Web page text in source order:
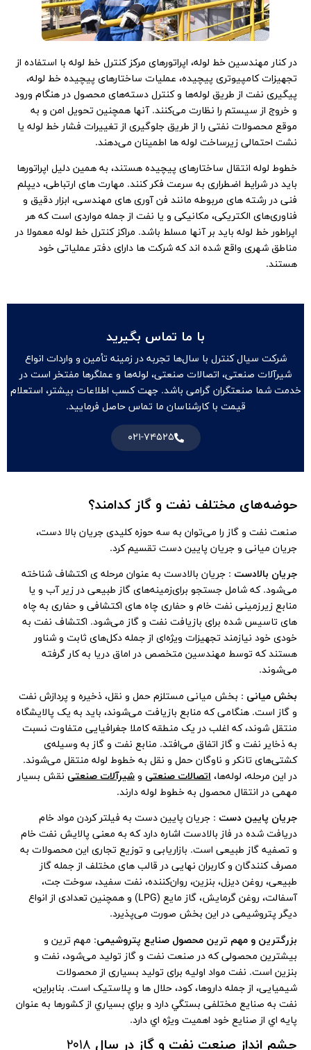
در کنار مهندسین خط لوله، اپراتورهای مرکز کنترل خط لوله با استفاده از
تجهیزات کامپیوتری پیچیده، عملیات ساختارهای پیچیده خط لوله،
پیگیری نفت از طریق لوله‌ها و کنترل دسته‌‌های محصول در هنگام ورود
و خروج از سیستم را نظارت می‌کنند. آنها همچنین تحویل امن و به
موقع محصولات نفتی را از طریق جلوگیری از تغییرات فشار خط لوله یا
نشت احتمالی زیرساخت لوله‌ ها اطمینان می‌دهند.
خطوط لوله انتقال ساختارهای پیچیده هستند، به همین دلیل اپراتورها
باید در شرایط اضطراری به سرعت فکر کنند. مهارت‌ های ارتباطی، دیپلم
فنی در رشته های مربوطه مانند فن آوری های مهندسی، ابزار دقیق و
فناوری‌های الکتریکی، مکانیکی و یا نفت از جمله مواردی است که هر
اپراطور خط لوله باید بر آنها مسلط باشد. مراکز کنترل خط لوله معمولا در
مناطق شهری واقع شده اند که شرکت ها دارای دفتر عملیاتی خود
هستند.
با ما تماس بگیرید
شرکت سیال کنترل با سال‌ها تجربه در زمینه تأمین و واردات انواع
شیرآلات صنعتی، اتصالات صنعتی، لوله‌ها و عملگرها مفتخر است در
خدمت شما صنعتگران گرامی باشد. جهت کسب اطلاعات بیشتر، استعلام
قیمت با کارشناسان ما تماس حاصل فرمایید.
۰۲۱-۷۴۵۲۵
حوضه‌های مختلف نفت و گاز کدامند؟
صنعت نفت و گاز را می‌توان به سه حوزه کلیدی جریان بالا دست،
جریان میانی و جریان پایین دست تقسیم کرد.
جریان بالادست : جریان بالا‌دست به عنوان مرحله‌ ی اکتشاف شناخته
می‌شود. که شامل جستجو برای‌زمینه‌های گاز طبیعی در زیر آب و یا
منابع زیرزمینی نفت خام و حفاری چاه‌ های اکتشافی و حفاری به چاه‌
های تاسیس شده برای بازیافت نفت و گاز می‌شود. اکتشاف نفت به
خودی خود نیازمند تجهیزات ویژه‌ای از جمله دکل‌‌های ثابت و شناور
هستند که توسط مهندسین متخصص در اماق دریا به کار گرفته
می‌شوند.
بخش میانی : بخش میانی مستلزم حمل و نقل، ذخیره و پردازش نفت
و گاز است. هنگامی که منابع بازیافت می‌شوند، باید به یک پالایشگاه
منتقل شوند، که اغلب در یک منطقه کاملا جغرافیایی متفاوت نسبت
به ذخایر نفت و گاز اتفاق می‌افتد. منابع نفت و گاز به وسیله‌‌ی
کشتی‌‌های تانکر و ناوگان حمل و نقل به خطوط لوله منتقل می‌شوند.
در این مرحله، لوله‌ها، اتصالات صنعتی و شیرآلات صنعتی نقش بسیار
مهمی در انتقال محصول به خطوط لوله دارند.
جریان پایین دست : جریان پایین دست به فیلتر کردن مواد خام
دریافت شده در فاز بالادست اشاره دارد که به معنی پالایش نفت خام
و تصفیه گاز طبیعی است. بازاریابی و توزیع تجاری این محصولات به
مصرف‌ کنندگان و کاربران نهایی در قالب‌ های مختلف از جمله گاز
طبیعی، روغن دیزل، بنزین، روان‌کننده، نفت سفید، سوخت جت،
آسفالت، روغن گرمایش، گاز مایع (LPG) و همچنین تعدادی از انواع
دیگر پتروشیمی در این بخش صورت می‌پذیرد.
بزرگترین و مهم ترین محصول صنایع پتروشیمی: مهم‌ ترین و
بیشترین محصولی که در صنعت نفت و گاز تولید می‌شود، نفت و
بنزین است. نفت مواد اولیه برای تولید بسیاری از محصولات
شیمیایی، از جمله داروها، کود، حلال‌ ها و پلاستیک است. بنابراين،
نفت به صنايع مختلفی بستگي دارد و براي بسياري از کشورها به عنوان
پايه اي از صنايع خود اهميت ويژه اي دارد.
چشم انداز صنعت نفت و گاز در سال ۲۰۱۸